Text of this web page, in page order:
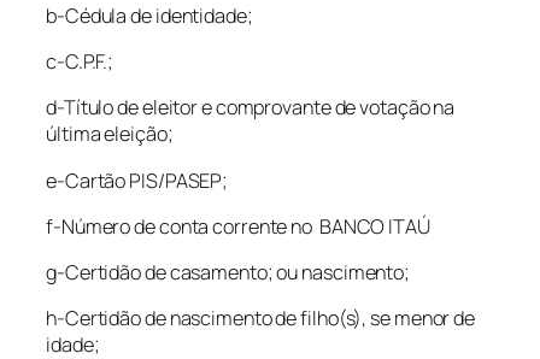
b-Cédula de identidade;
c-C.P.F.;
d-Título de eleitor e comprovante de votação na
última eleição;
e-Cartão PIS/PASEP;
f-Número de conta corrente no BANCO ITAÚ
g-Certidão de casamento; ou nascimento;
h-Certidão de nascimento de filho(s), se menor de
idade;